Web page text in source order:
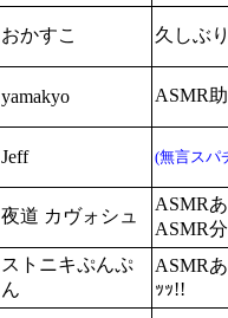
おかすこ 久しぶ
yamakyo
ASMR
Jeff
(無言スパ
夜道 カヴォシュ
ASMR
ASMR
ストニキぷんぷ
ん
ASMR
ｯｯ!!